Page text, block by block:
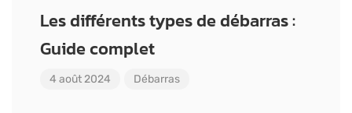
Les différents types de débarras :
Guide complet
4 août 2024 Débarras